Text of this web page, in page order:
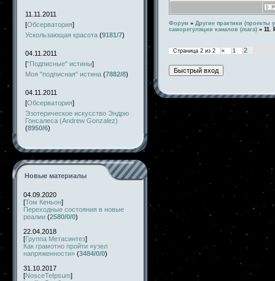
11.11.2011
[Обсерватория]
Ускользающая красота (9181/7)
04.11.2011
["Подписные" истины]
Моя "подписная" истина (7882/8)
04.11.2011
[Обсерватория]
Эзотерическое искусство Эндрю
Гонсалеса (Andrew Gonzalez)
(8950/6)
Новые материалы
04.09.2020
[Том Кеньон]
Переходные состояния в новые
реалии (2580/0/0)
22.04.2018
[Группа Метасинтез]
Как грамотно пройти «узел
напряженности» (3484/0/0)
31.10.2017
[NosceTeIpsum]
Форум » Другие практики (проекты
саморегуляции каналов (mara) » 11.
Страница 2 из 2 « 1 2